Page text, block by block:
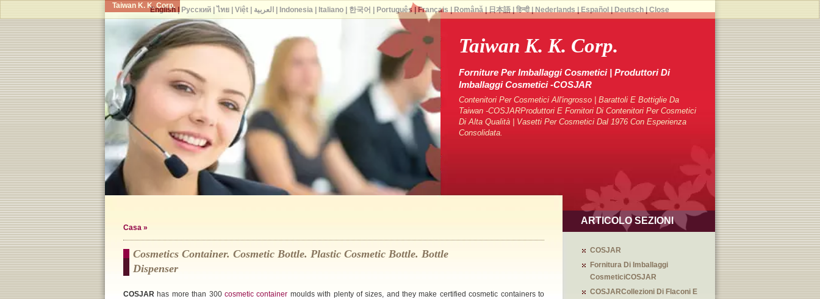
Taiwan K. K. Corp.
Taiwan K. K. Corp.
Forniture Per Imballaggi Cosmetici | Produttori Di
Imballaggi Cosmetici -COSJAR
Contenitori Per Cosmetici All'ingrosso | Barattoli E Bottiglie Da
Taiwan -COSJARProduttori E Fornitori Di Contenitori Per Cosmetici
Di Alta Qualità | Vasetti Per Cosmetici Dal 1976 Con Esperienza
Consolidata.
Casa »
Cosmetics Container. Cosmetic Bottle. Plastic Cosmetic Bottle. Bottle
Dispenser
COSJAR has more than 300 cosmetic container moulds with plenty of sizes, and they make certified cosmetic containers to
ARTICOLO SEZIONI
COSJAR
Fornitura Di Imballaggi
CosmeticiCOSJAR
COSJARCollezioni Di Flaconi E
English| Русский| ไทย| Việt| العربية Indonesia| Italiano| 한국어 Português Français Română| 日本語| हिन्दी| Nederlands Español Deutsch| Close